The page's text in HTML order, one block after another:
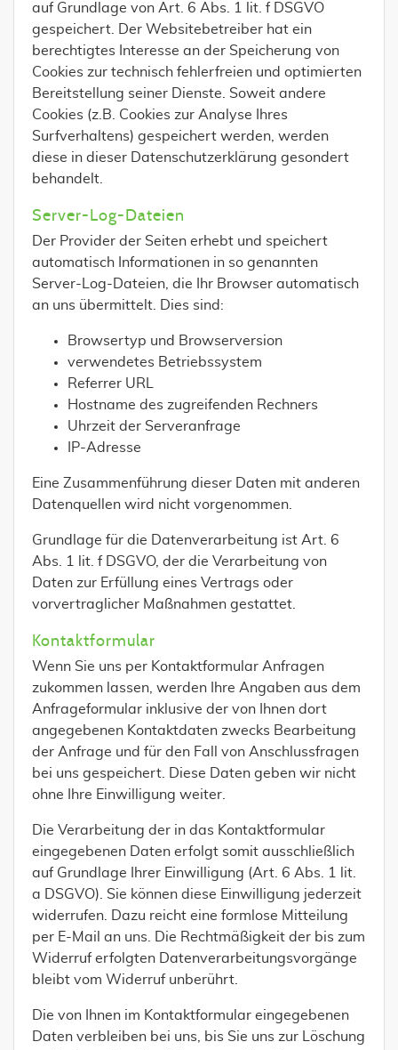
auf Grundlage von Art. 6 Abs. 1 lit. f DSGVO
gespeichert. Der Websitebetreiber hat ein
berechtigtes Interesse an der Speicherung von
Cookies zur technisch fehlerfreien und optimierten
Bereitstellung seiner Dienste. Soweit andere
Cookies (z.B. Cookies zur Analyse Ihres
Surfverhaltens) gespeichert werden, werden
diese in dieser Datenschutzerklärung gesondert
behandelt.
Server-Log-Dateien
Der Provider der Seiten erhebt und speichert
automatisch Informationen in so genannten
Server-Log-Dateien, die Ihr Browser automatisch
an uns übermittelt. Dies sind:
Browsertyp und Browserversion
verwendetes Betriebssystem
Referrer URL
Hostname des zugreifenden Rechners
Uhrzeit der Serveranfrage
IP-Adresse
Eine Zusammenführung dieser Daten mit anderen
Datenquellen wird nicht vorgenommen.
Grundlage für die Datenverarbeitung ist Art. 6
Abs. 1 lit. f DSGVO, der die Verarbeitung von
Daten zur Erfüllung eines Vertrags oder
vorvertraglicher Maßnahmen gestattet.
Kontaktformular
Wenn Sie uns per Kontaktformular Anfragen
zukommen lassen, werden Ihre Angaben aus dem
Anfrageformular inklusive der von Ihnen dort
angegebenen Kontaktdaten zwecks Bearbeitung
der Anfrage und für den Fall von Anschlussfragen
bei uns gespeichert. Diese Daten geben wir nicht
ohne Ihre Einwilligung weiter.
Die Verarbeitung der in das Kontaktformular
eingegebenen Daten erfolgt somit ausschließlich
auf Grundlage Ihrer Einwilligung (Art. 6 Abs. 1 lit.
a DSGVO). Sie können diese Einwilligung jederzeit
widerrufen. Dazu reicht eine formlose Mitteilung
per E-Mail an uns. Die Rechtmäßigkeit der bis zum
Widerruf erfolgten Datenverarbeitungsvorgänge
bleibt vom Widerruf unberührt.
Die von Ihnen im Kontaktformular eingegebenen
Daten verbleiben bei uns, bis Sie uns zur Löschung